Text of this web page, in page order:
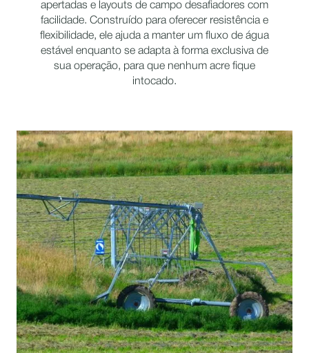
apertadas e layouts de campo desafiadores com
facilidade. Construído para oferecer resistência e
flexibilidade, ele ajuda a manter um fluxo de água
estável enquanto se adapta à forma exclusiva de
sua operação, para que nenhum acre fique
intocado.